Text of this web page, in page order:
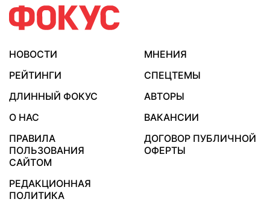
НОВОСТИ
МНЕНИЯ
РЕЙТИНГИ
СПЕЦТЕМЫ
ДЛИННЫЙ ФОКУС
АВТОРЫ
О НАС
ВАКАНСИИ
ПРАВИЛА
ПОЛЬЗОВАНИЯ
САЙТОМ
ДОГОВОР ПУБЛИЧНОЙ
ОФЕРТЫ
РЕДАКЦИОННАЯ
ПОЛИТИКА